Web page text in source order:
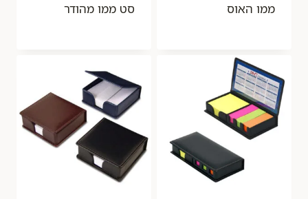
ממו האוס סט ממו מהודר